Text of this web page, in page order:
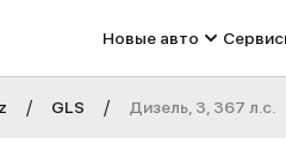
Новые авто
GLS Дизель, 3, 367 л.с.